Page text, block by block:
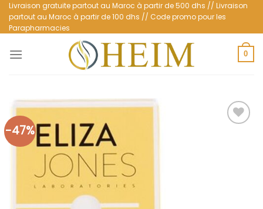
Passer
au
contenu
Livraison gratuite partout au Maroc à partir de 500 dhs // Livraison
partout au Maroc à partir de 100 dhs // Code promo pour les
Parapharmacies
0
-47%